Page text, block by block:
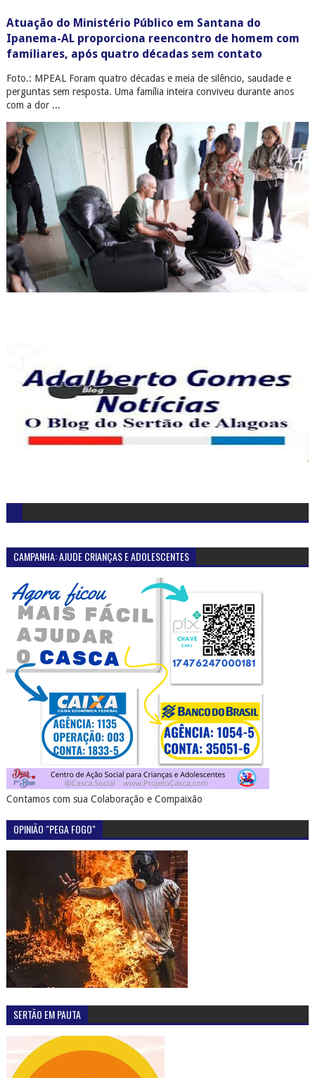
Atuação do Ministério Público em Santana do
Ipanema-AL proporciona reencontro de homem com
familiares, após quatro décadas sem contato
Foto.: MPEAL Foram quatro décadas e meia de silêncio, saudade e
perguntas sem resposta. Uma família inteira conviveu durante anos
com a dor ...
CAMPANHA: AJUDE CRIANÇAS E ADOLESCENTES
Contamos com sua Colaboração e Compaixão
OPINIÃO "PEGA FOGO"
SERTÃO EM PAUTA